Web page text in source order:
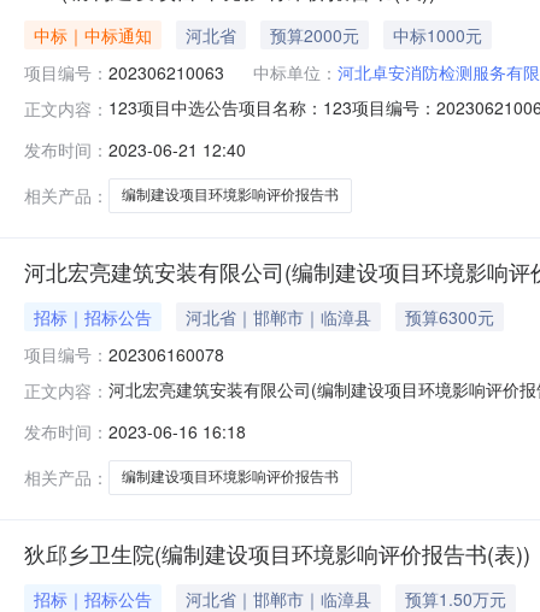
中标｜中标通知 河北省 预算2000元
中标1000元
项目编号： 202306210063 中标单位： 河北卓安消防检测服务有
正文内容： 123项目中选公告项目名称：123项目编号：
竞选起始时间竞选结束时间最低限价最高限价竞选类型
发布时间： 2023-06-21 12:40
相关产品：
编制建设项目环境影响评价报告书
河北宏亮建筑安装有限公司(编制建设项目环境影响评
招标｜招标公告 河北省｜邯郸市｜临漳县
预算6300元
项目编号： 202306160078
正文内容： 河北宏亮建筑安装有限公司(编制建设项目环境影响评价
4.中介服务完成期限要求：30天5.竞选控制价格：最低限
务网统一注册入网，取得
发布时间： 2023-06-16 16:18
相关产品：
编制建设项目环境影响评价报告书
狄邱乡卫生院(编制建设项目环境影响评价报告书(表))
招标｜招标公告 河北省｜邯郸市｜临漳县
预算1.50万元